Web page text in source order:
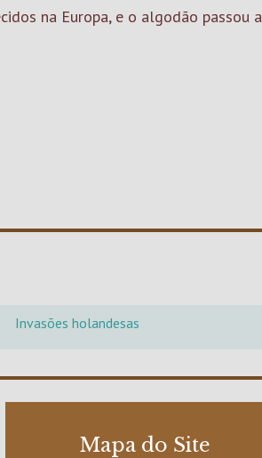
na Europa, e o algodão passou a
Invasões holandesas
Mapa do Site